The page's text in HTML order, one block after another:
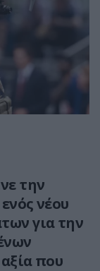
την
νέου
για την
που